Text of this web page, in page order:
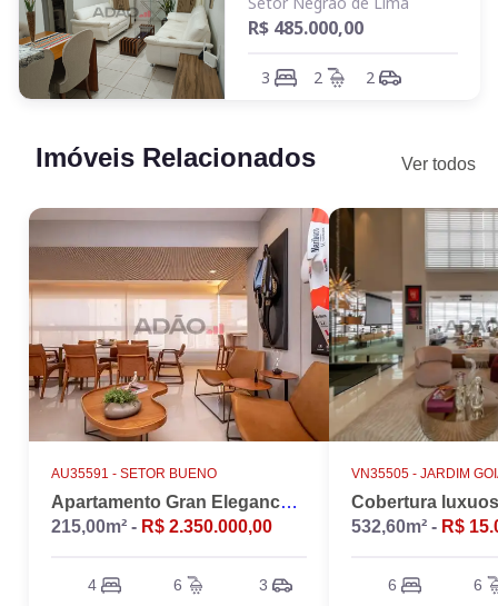
R$ 485.000,00
3 2 2
Imóveis Relacionados Ver todos
AU35591 - SETOR BUENO
Apartamento Gran Elegance - 4 suites + Home Office
215,00m² - R$ 2.350.000,00
4 6 3
VN35505 - JARDIM
532,60m² - R$
6 6